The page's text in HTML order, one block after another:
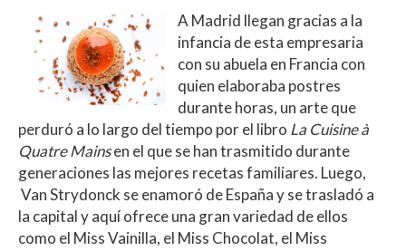
A Madrid llegan gracias a la
infancia de esta empresaria
con su abuela en Francia con
quien elaboraba postres
durante horas, un arte que
perduró a lo largo del tiempo por el libro La Cuisine à
Quatre Mainsen el que se han trasmitido durante
generaciones las mejores recetas familiares. Luego,
Van Strydonck se enamoró de España y se trasladó a
la capital y aquí ofrece una gran variedad de ellos
como el Miss Vainilla, el Miss Chocolat, el Miss